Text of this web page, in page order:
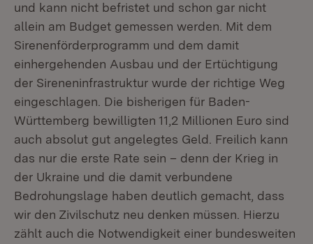
und kann nicht befristet und schon gar nicht
allein am Budget gemessen werden. Mit dem
Sirenenförderprogramm und dem damit
einhergehenden Ausbau und der Ertüchtigung
der Sireneninfrastruktur wurde der richtige Weg
eingeschlagen. Die bisherigen für Baden-
Württemberg bewilligten 11,2 Millionen Euro sind
auch absolut gut angelegtes Geld. Freilich kann
das nur die erste Rate sein – denn der Krieg in
der Ukraine und die damit verbundene
Bedrohungslage haben deutlich gemacht, dass
wir den Zivilschutz neu denken müssen. Hierzu
zählt auch die Notwendigkeit einer bundesweiten